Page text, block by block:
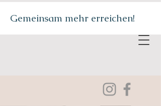
Gemeinsam mehr erreichen!